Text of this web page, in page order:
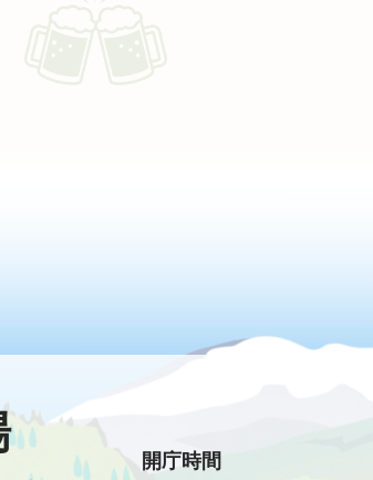
開庁時間